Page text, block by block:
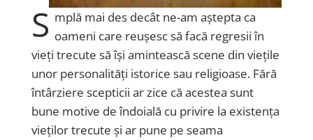
S mplă mai des decât ne-am aștepta ca
oameni care reușesc să facă regresii în
vieți trecute să își amintească scene din viețile
unor personalități istorice sau religioase. Fără
întârziere scepticii ar zice că acestea sunt
bune motive de îndoială cu privire la existența
vieților trecute și ar pune pe seama